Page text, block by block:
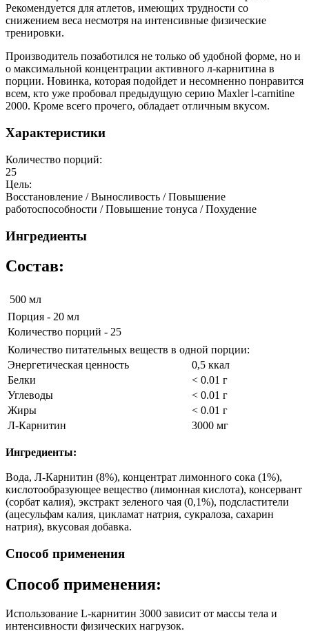
Рекомендуется для атлетов, имеющих трудности со
снижением веса несмотря на интенсивные физические
тренировки.
Производитель позаботился не только об удобной форме, но и
о максимальной концентрации активного л-карнитина в
порции. Новинка, которая подойдет и несомненно понравится
всем, кто уже пробовал предыдущую серию Maxler l-carnitine
2000. Кроме всего прочего, обладает отличным вкусом.
Характеристики
Количество порций:
25
Цель:
Восстановление / Выносливость / Повышение
работоспособности / Повышение тонуса / Похудение
Ингредиенты
Состав:
500 мл
Порция - 20 мл
Количество порций - 25
Количество питательных веществ в одной порции:
Энергетическая ценность
0,5 ккал
Белки
< 0.01 г
Углеводы
< 0.01 г
Жиры
< 0.01 г
Л-Карнитин
3000 мг
Ингредиенты:
Вода, Л-Карнитин (8%), концентрат лимонного сока (1%),
кислотообразующее вещество (лимонная кислота), консервант
(сорбат калия), экстракт зеленого чая (0,1%), подсластители
(ацесульфам калия, цикламат натрия, сукралоза, сахарин
натрия), вкусовая добавка.
Способ применения
Способ применения:
Использование L-карнитин 3000 зависит от массы тела и
интенсивности физических нагрузок.